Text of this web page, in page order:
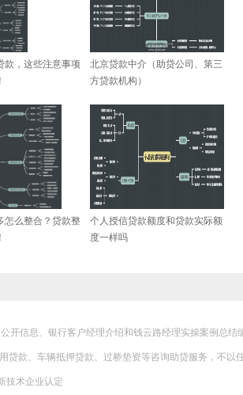
款，这些注意事项
北京贷款中介（助贷公司、第三
方贷款机构）
怎么整合？贷款整
个人授信贷款额度和贷款实际额
度一样吗
信息、银行客户经理介绍和钱云路经理实操案例总结
贷款、车辆抵押贷款、过桥垫资等咨询助贷服务，不以
技术企业认定